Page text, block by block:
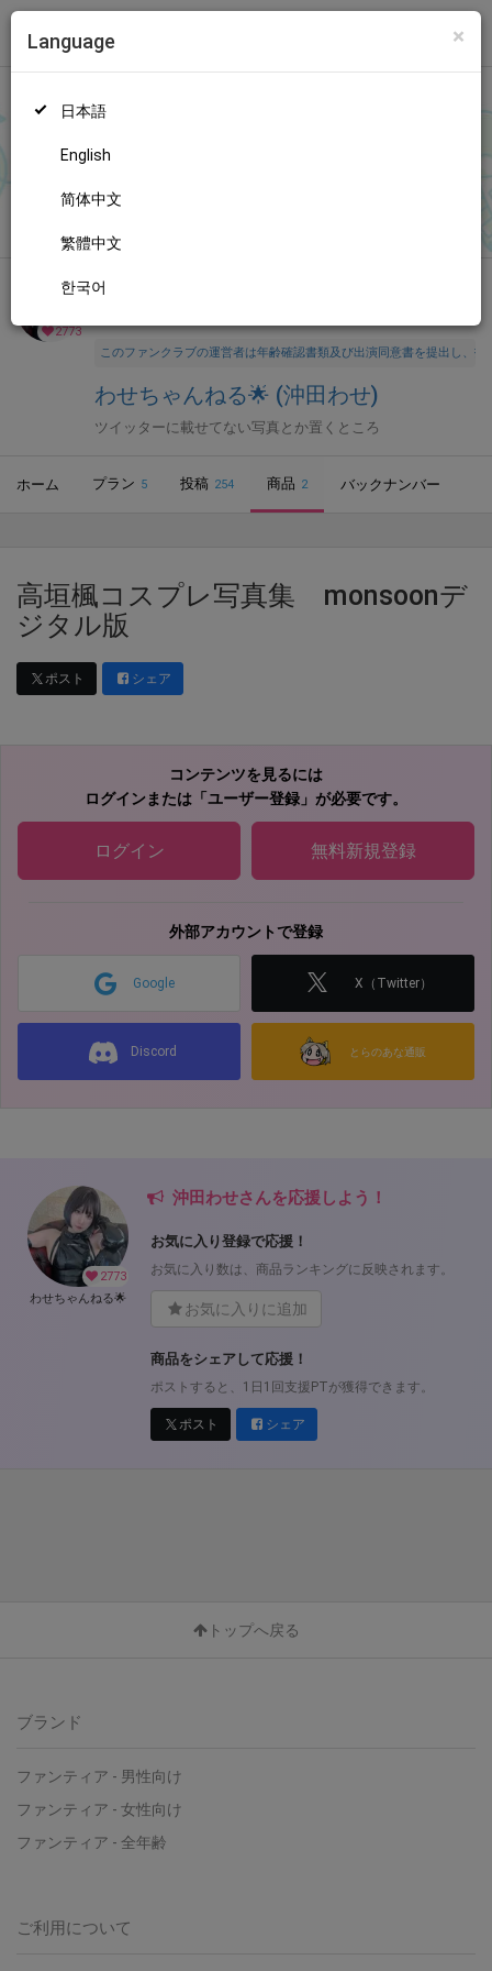
トップ
×
Language
日本語
English
简体中文
繁體中文
한국어
人のファンが応援しています。
2773
全年齢向け
このファンクラブの運営者は年齢確認書類及び出演同意書を提出し、
わせちゃんねる🌟 (沖田わせ)
ツイッターに載せてない写真とか置くところ
ホーム プラン 5 投稿 254 商品 2 バックナンバー
高垣楓コスプレ写真集 monsoonデ
ジタル版
ポスト シェア
コンテンツを見るには
ログインまたは「ユーザー登録」が必要です。
ログイン 無料新規登録
外部アカウントで登録
Google X（Twitter）
Discord とらのあな通販
2773
わせちゃんねる🌟
沖田わせさんを応援しよう！
お気に入り登録で応援！
お気に入り数は、商品ランキングに反映されます。
お気に入りに追加
商品をシェアして応援！
ポストすると、1日1回支援PTが獲得できます。
ポスト シェア
トップへ戻る
ブランド
ファンティア - 男性向け
ファンティア - 女性向け
ファンティア - 全年齢
ご利用について